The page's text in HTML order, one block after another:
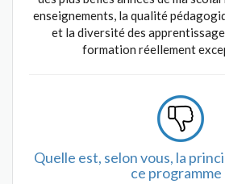
enseignements, la qualité
et la diversité des
formation réellement
Quelle est, selon vous, la
ce programme